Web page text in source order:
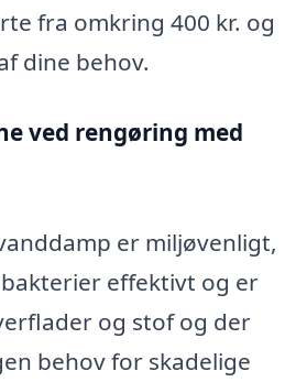
fra omkring 400 kr. og
dine behov.
ved rengøring med
er miljøvenligt,
effektivt og er
og stof og der
behov for skadelige